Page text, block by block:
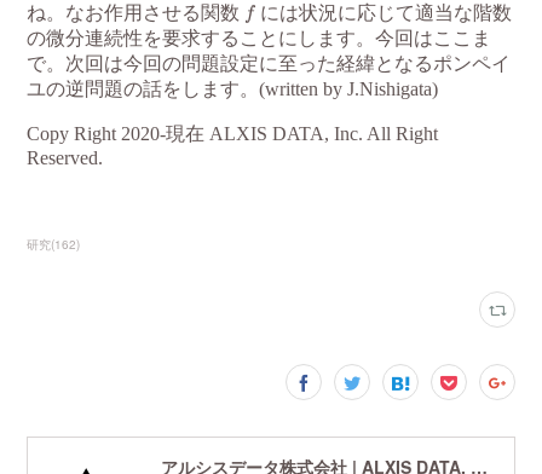
研究(162)
アルシスデータ株式会社 | ALXIS DATA, Inc. | 世界最先端の画像鮮鋭化技術研究開発企業